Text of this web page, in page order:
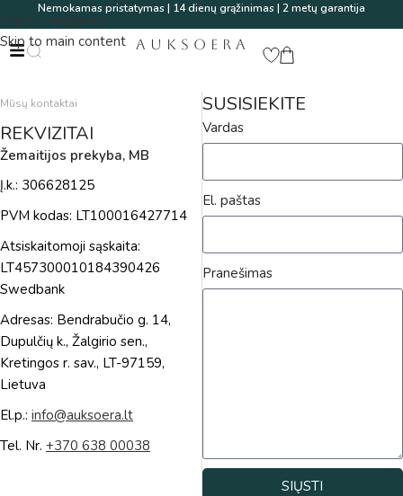
Skip to navigation
Skip to main content
Nemokamas pristatymas | 14 dienų grąžinimas | 2 metų garantija
AUKSOERA
Mūsų kontaktai
REKVIZITAI
Žemaitijos prekyba, MB
Į.k.: 306628125
PVM kodas: LT100016427714
Atsiskaitomoji sąskaita:
LT457300010184390426
Swedbank
Adresas: Bendrabučio g. 14,
Dupulčių k., Žalgirio sen.,
Kretingos r. sav., LT-97159,
Lietuva
El.p.: info@auksoera.lt
Tel. Nr. +370 638 00038
SUSISIEKITE
Vardas
El. paštas
Pranešimas
SIŲSTI